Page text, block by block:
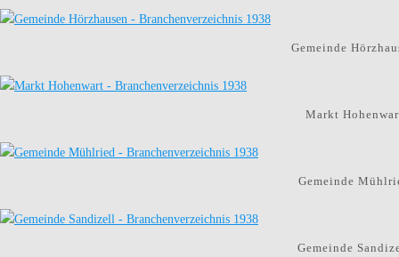
Gemeinde
Markt
Gemeinde
Gemeinde